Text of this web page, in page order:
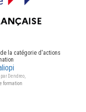
la catégorie d'actions
Dendreo,
formation